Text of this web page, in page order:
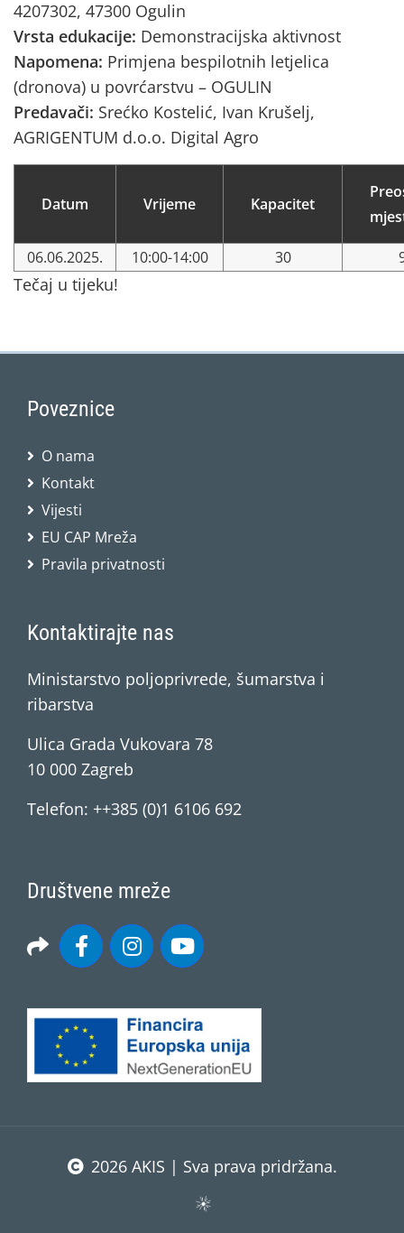
4207302, 47300 Ogulin
Vrsta edukacije: Demonstracijska aktivnost
Napomena: Primjena bespilotnih letjelica
(dronova) u povrćarstvu – OGULIN
Predavači: Srećko Kostelić, Ivan Krušelj,
AGRIGENTUM d.o.o. Digital Agro
Datum Vrijeme Kapacitet
06.06.2025. 10:00-14:00 30
Tečaj u tijeku!
Poveznice
O nama
Kontakt
Vijesti
EU CAP Mreža
Pravila privatnosti
Kontaktirajte nas
Ministarstvo poljoprivrede, šumarstva i
ribarstva
Ulica Grada Vukovara 78
10 000 Zagreb
Telefon: ++385 (0)1 6106 692
Društvene mreže
2026 AKIS | Sva prava pridržana.